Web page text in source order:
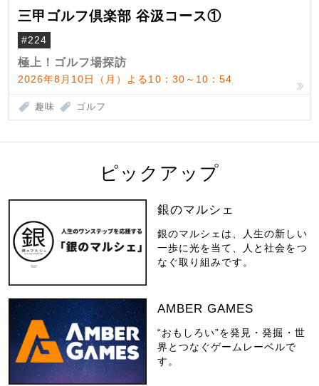
三甲ゴルフ倶楽部 谷汲コース①
#224
極上！ゴルフ場探訪
2026年8月10日（月）よる10：30～10：54
趣味 ゴルフ
ピックアップ
銀のマルシェ
銀のマルシェは、人生の新しい
一歩に光を当て、人と社会をつ
なぐ取り組みです。
AMBER GAMES
“おもしろい”を発見・発掘・世
界とつなぐゲームレーベルで
す。